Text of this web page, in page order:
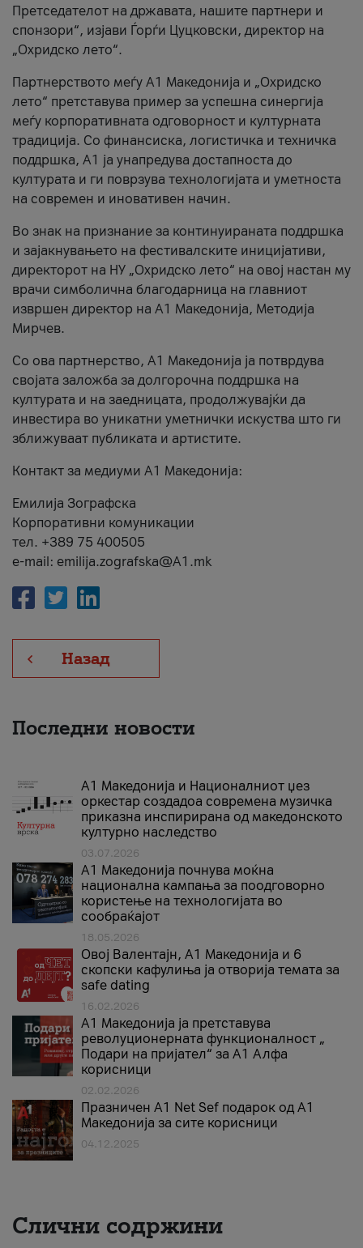
Претседателот на државата, нашите партнери и
спонзори“, изјави Ѓорѓи Цуцковски, директор на
„Охридско лето“.
Партнерството меѓу A1 Македонија и „Охридско
лето“ претставува пример за успешна синергија
меѓу корпоративната одговорност и културната
традиција. Со финансиска, логистичка и техничка
поддршка, A1 ја унапредува достапноста до
културата и ги поврзува технологијата и уметноста
на современ и иновативен начин.
Во знак на признание за континуираната поддршка
и зајакнувањето на фестивалските иницијативи,
директорот на НУ „Охридско лето“ на овој настан му
врачи симболична благодарница на главниот
извршен директор на A1 Македонија, Методија
Мирчев.
Со ова партнерство, A1 Македонија ја потврдува
својата заложба за долгорочна поддршка на
културата и на заедницата, продолжувајќи да
инвестира во уникатни уметнички искуства што ги
зближуваат публиката и артистите.
Контакт за медиуми А1 Македонија:
Емилија Зографска
Корпоративни комуникации
тел. +389 75 400505
e-mail: emilija.zografska@A1.mk
Назад
Последни новости
А1 Македонија и Националниот џез
оркестар создадоа современа музичка
приказна инспирирана од македонското
културно наследство
03.07.2026
A1 Македонија почнува моќна
национална кампања за поодговорно
користење на технологијата во
сообраќајот
18.05.2026
Овој Валентајн, A1 Македонија и 6
скопски кафулиња ја отворија темата за
safe dating
16.02.2026
А1 Македонија ја претставува
револуционерната функционалност „
Подари на пријател“ за А1 Алфа
корисници
02.02.2026
Празничен A1 Net Sеf подарок од А1
Македонија за сите корисници
04.12.2025
Слични содржини